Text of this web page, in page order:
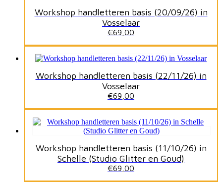
Workshop handletteren basis (20/09/26) in
Vosselaar
€69,00
Workshop handletteren basis (22/11/26) in
Vosselaar
€69,00
Workshop handletteren basis (11/10/26) in
Schelle (Studio Glitter en Goud)
€69,00